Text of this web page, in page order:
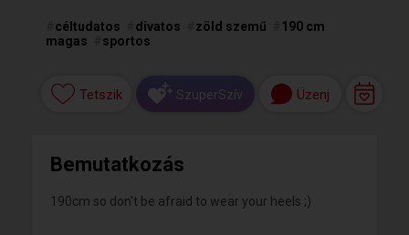
céltudatos divatos zöld szemű
190 cm
magas
sportos
Tetszik SzuperSzív Üzenj
Bemutatkozás
190cm so don't be afraid to wear your heels ;)